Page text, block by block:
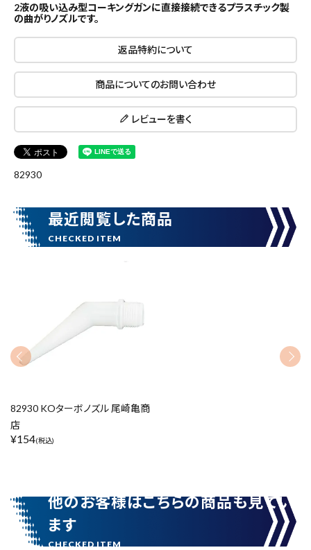
キーワードから探す
search
カテゴリーから探す
円 ～
リセット この内容で検索
2液の吸い込み型コーキングガンに直接接続できるプラスチック製
の曲がりノズルです。
返品特約について
商品についてのお問い合わせ
レビューを書く
82930
最近閲覧した商品
82930 KOターボノズル 尾崎亀商
店
¥154(税込)
他のお客様はこちらの商品も見てい
ます